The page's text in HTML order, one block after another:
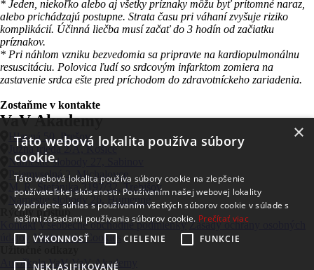
* Jeden, niekoľko alebo aj všetky príznaky môžu byť prítomné naraz,
alebo prichádzajú postupne. Strata času pri váhaní zvyšuje riziko
komplikácií. Účinná liečba musí začať do 3 hodín od začiatku
príznakov.
* Pri náhlom vzniku bezvedomia sa pripravte na kardiopulmonálnu
resuscitáciu. Polovica ľudí so srdcovým infarktom zomiera na
zastavenie srdca ešte pred príchodom do zdravotníckeho zariadenia.
Zostaňme v kontakte
VaV Akademy
Hlavná 50, Prešov
Južná trieda 2/A, Košice
Námestie slobody 27, Sabinov
Priemyselná 2, Michalovce
M. R. Štefánika 3197/32, Trebišov
Námestie slobody 26, Humenné
Rýchly prístup
Kontakt Všeobecné obchodné podmienky Zásady ochrany osobných
údajov Nastavenia Cookies
Autoškola VaV VaV Akademy
×
Táto webová lokalita používa súbory
cookie.
Táto webová lokalita používa súbory cookie na zlepšenie
používateľskej skúsenosti. Používaním našej webovej lokality
vyjadrujete súhlas s používaním všetkých súborov cookie v súlade s
našimi zásadami používania súborov cookie. Prečítať viac
VÝKONNOSŤ
CIELENIE FUNKCIE
NEKLASIFIKOVANÉ